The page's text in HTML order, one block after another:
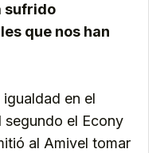
sufrido
que nos han
en el
segundo el Econy
al Amivel tomar